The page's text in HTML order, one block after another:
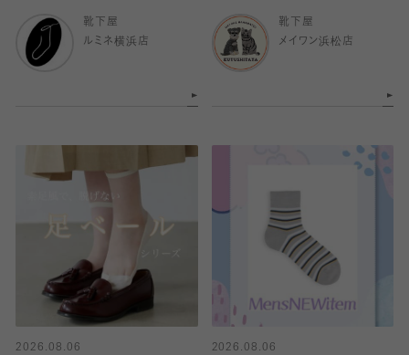
靴下屋
ルミネ横浜店
靴下屋
メイワン浜松店
2026.08.06
2026.08.06